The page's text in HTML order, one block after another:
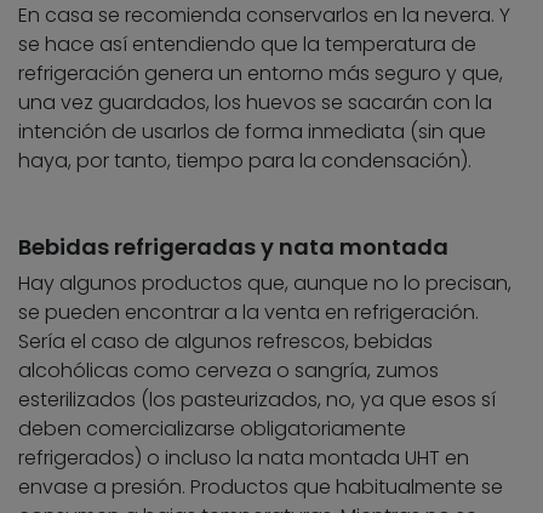
En casa se recomienda conservarlos en la nevera. Y
se hace así entendiendo que la temperatura de
refrigeración genera un entorno más seguro y que,
una vez guardados, los huevos se sacarán con la
intención de usarlos de forma inmediata (sin que
haya, por tanto, tiempo para la condensación).
Bebidas refrigeradas y nata montada
Hay algunos productos que, aunque no lo precisan,
se pueden encontrar a la venta en refrigeración.
Sería el caso de algunos refrescos, bebidas
alcohólicas como cerveza o sangría, zumos
esterilizados (los pasteurizados, no, ya que esos sí
deben comercializarse obligatoriamente
refrigerados) o incluso la nata montada UHT en
envase a presión. Productos que habitualmente se